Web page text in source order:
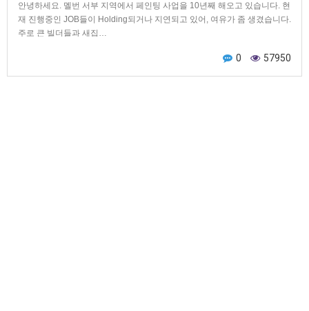
안녕하세요. 멜번 서부 지역에서 페인팅 사업을 10년째 해오고 있습니다. 현
재 진행중인 JOB들이 Holding되거나 지연되고 있어, 여유가 좀 생겼습니다.
주로 큰 빌더들과 새집…
0 57950